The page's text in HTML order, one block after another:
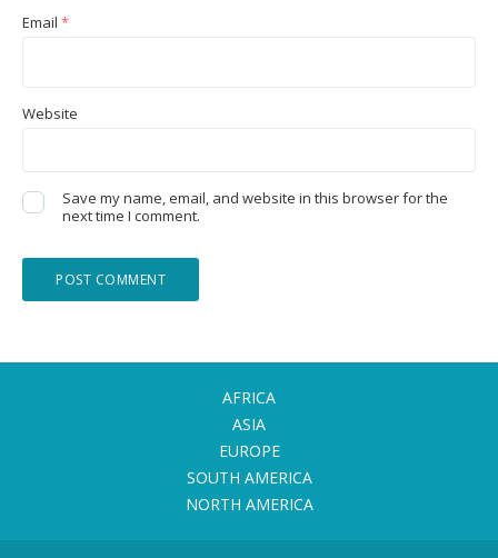
Email *
Website
Save my name, email, and website in this browser for the
next time I comment.
AFRICA
ASIA
EUROPE
SOUTH AMERICA
NORTH AMERICA